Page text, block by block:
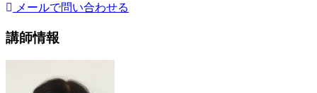
メールで問い合わせる
講師情報